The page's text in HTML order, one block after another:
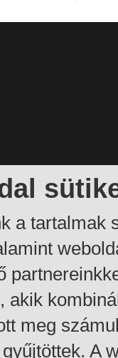
a tartalmak
akik
meg
A